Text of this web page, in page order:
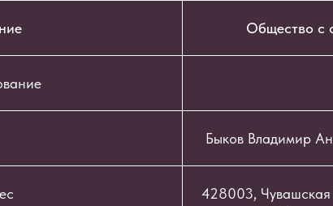
Общество с
Быков Владимир
428003, Чувашская